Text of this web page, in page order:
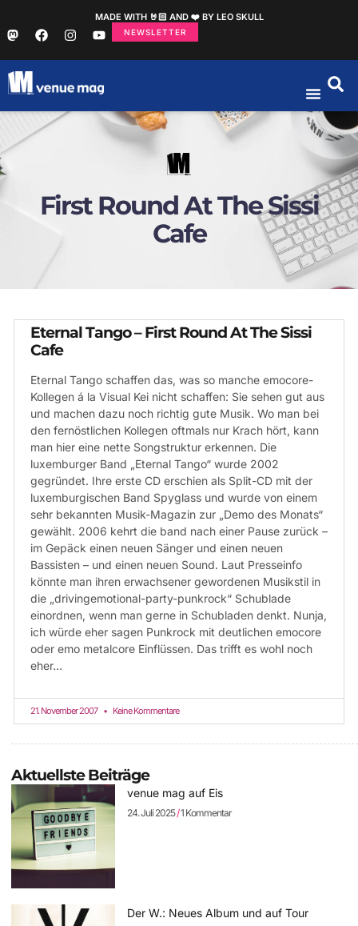
MADE WITH 🤘🏻 AND ❤️ BY LEO SKULL
NEWSLETTER
First Round At The Sissi
Cafe
Eternal Tango – First Round At The Sissi
Cafe
Eternal Tango schaffen das, was so manche emocore-
Kollegen á la Visual Kei nicht schaffen: Sie sehen gut aus
und machen dazu noch richtig gute Musik. Wo man bei
den fernöstlichen Kollegen oftmals nur Krach hört, kann
man hier eine nette Songstruktur erkennen. Die
luxemburger Band „Eternal Tango“ wurde 2002
gegründet. Ihre erste CD erschien als Split-CD mit der
luxemburgischen Band Spyglass und wurde von einem
sehr bekannten Musik-Magazin zur „Demo des Monats“
gewählt. 2006 kehrt die band nach einer Pause zurück –
im Gepäck einen neuen Sänger und einen neuen
Bassisten – und einen neuen Sound. Laut Presseinfo
könnte man ihren erwachsener gewordenen Musikstil in
die „drivingemotional-party-punkrock“ Schublade
einordnen, wenn man gerne in Schubladen denkt. Nunja,
ich würde eher sagen Punkrock mit deutlichen emocore
oder emo metalcore Einflüssen. Das trifft es wohl noch
eher…
21. November 2007 Keine Kommentare
Aktuellste Beiträge
venue mag auf Eis
24. Juli 2025 1 Kommentar
Der W.: Neues Album und auf Tour